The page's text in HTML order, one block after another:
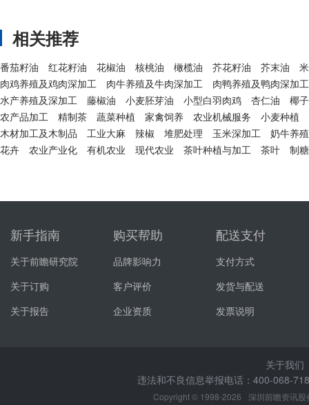
相关推荐
番茄籽油 红花籽油 花椒油 核桃油 橄榄油 芥花籽油 芥末油
肉鸡养殖及鸡肉深加工
肉牛养殖及牛肉深加工
肉鸭养殖及鸭肉深加工
水产养殖及深加工
藤椒油 小麦胚芽油 小型白羽肉鸡 杏仁油
椰
农产品加工
精制茶 蔬菜种植 家禽饲养 农业机械服务
小麦种植
木材加工及木制品
工业大麻 辣椒 堆肥处理 玉米深加工
奶牛养殖
花卉
农业产业化 有机农业 现代农业 茶叶种植与加工 茶叶 制糖
新手指南
关于前瞻研究院
关于订购
关于报告
购买帮助
品牌影响力
客户评价
企业资质
配送支付
支付方式
发货与配送
发票说明
关于我们
违法和不良信息举报电话：400-068-
Copyright © 1998-2026 深圳前瞻资讯股